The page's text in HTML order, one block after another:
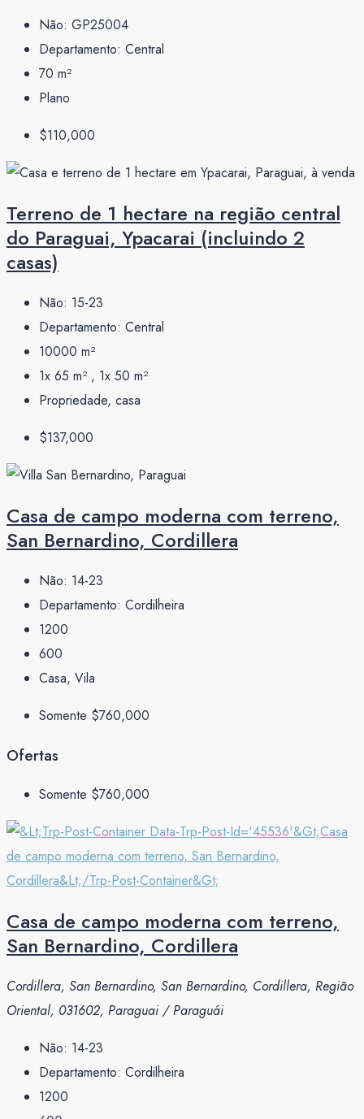
Não: GP25004
Departamento: Central
70 m²
Plano
$110,000
Terreno de 1 hectare na região central
do Paraguai, Ypacarai (incluindo 2
casas)
Não: 15-23
Departamento: Central
10000 m²
1x 65 m² , 1x 50 m²
Propriedade, casa
$137,000
Casa de campo moderna com terreno,
San Bernardino, Cordillera
Não: 14-23
Departamento: Cordilheira
1200
600
Casa, Vila
Somente $760,000
Ofertas
Somente $760,000
Casa de campo moderna com terreno,
San Bernardino, Cordillera
Cordillera, San Bernardino, San Bernardino, Cordillera, Região
Oriental, 031602, Paraguai / Paraguái
Não: 14-23
Departamento: Cordilheira
1200